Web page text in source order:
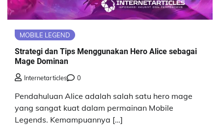
MOBILE LEGEND
Strategi dan Tips Menggunakan Hero Alice sebagai
Mage Dominan
Internetarticles 0
Pendahuluan Alice adalah salah satu hero mage
yang sangat kuat dalam permainan Mobile
Legends. Kemampuannya […]